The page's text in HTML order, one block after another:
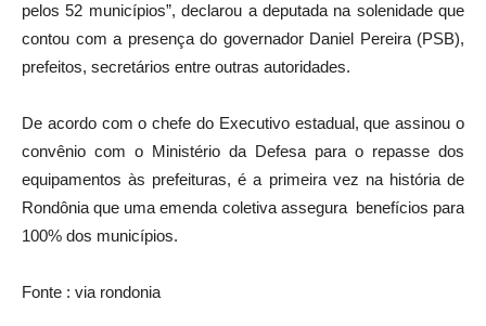
pelos 52 municípios”, declarou a deputada na solenidade que
contou com a presença do governador Daniel Pereira (PSB),
prefeitos, secretários entre outras autoridades.
De acordo com o chefe do Executivo estadual, que assinou o
convênio com o Ministério da Defesa para o repasse dos
equipamentos às prefeituras, é a primeira vez na história de
Rondônia que uma emenda coletiva assegura benefícios para
100% dos municípios.
Fonte : via rondonia